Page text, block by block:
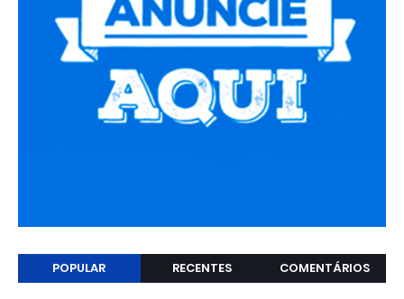
POPULAR RECENTES COMENTÁRIOS